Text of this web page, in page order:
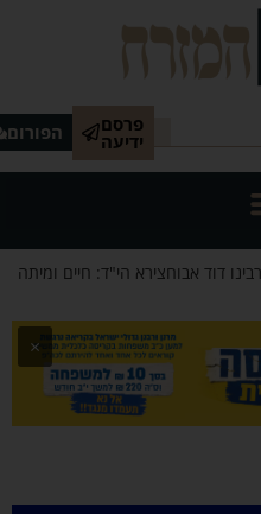
פרסם
ידיעה הפורום
אבוחצירא הי"ד: חיים ומיתה
×